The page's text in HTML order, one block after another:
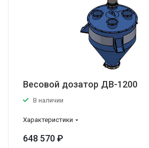
Весовой дозатор ДВ-1200
В наличии
Характеристики
648 570 ₽